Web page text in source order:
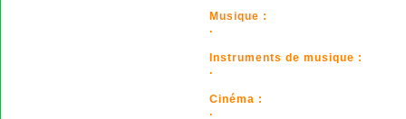
Musique :
.
Instruments de musique :
.
Cinéma :
.